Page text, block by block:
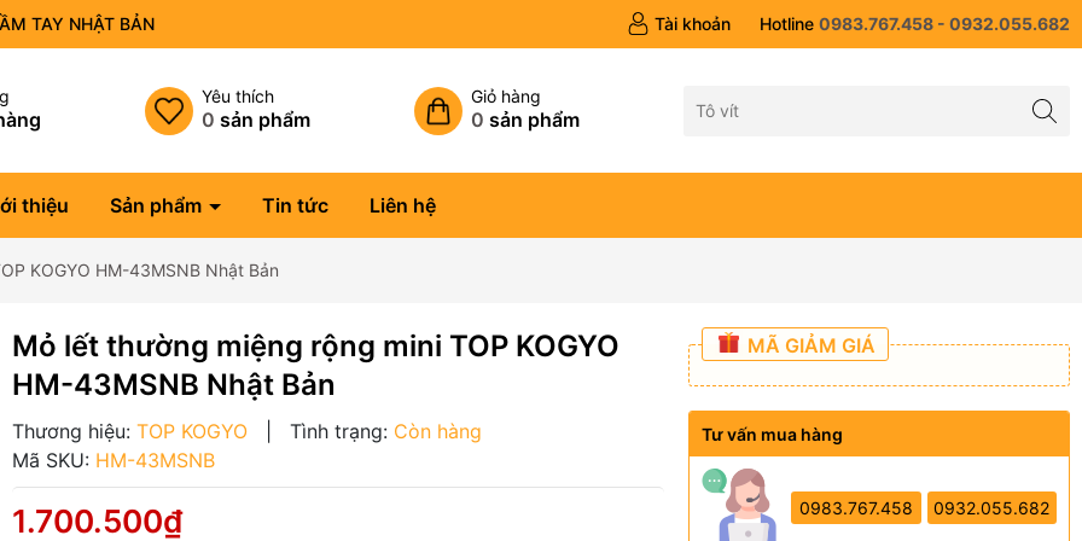
TAY NHẬT BẢN Tài khoản Hotline 0983.767.458 - 0932.055.682
Yêu thích
0 sản phẩm
Giỏ hàng
0 sản phẩm
thiệu Sản phẩm Tin tức Liên hệ
KOGYO HM-43MSNB Nhật Bản
Mỏ lết thường miệng rộng mini TOP KOGYO
HM-43MSNB Nhật Bản
Thương hiệu: TOP KOGYO Tình trạng: Còn hàng
Mã SKU: HM-43MSNB
1.700.500₫
MÃ GIẢM GIÁ
Tư vấn mua hàng
0983.767.458 0932.055.682